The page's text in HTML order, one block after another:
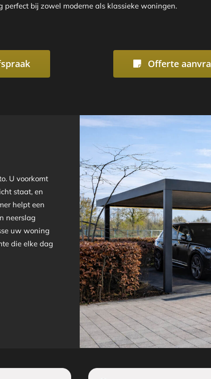
perfect bij zowel moderne als klassieke woningen.
Offerte
U voorkomt
staat, en
helpt een
neerslag
uw woning
die elke dag